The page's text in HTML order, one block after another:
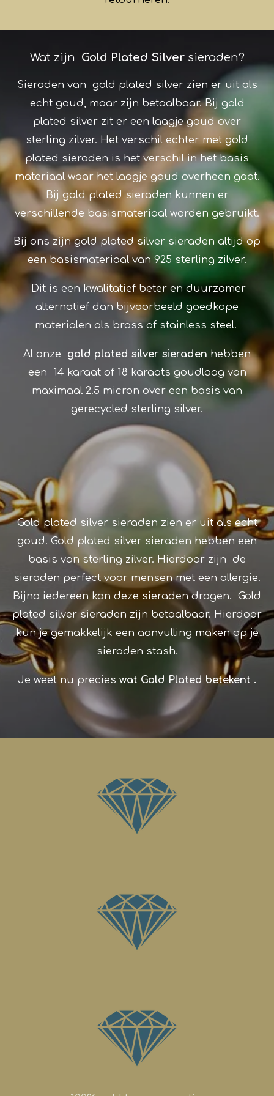
Wat zijn Gold Plated Silversieraden?
Sieraden van gold plated silver zien er uit als
echt goud, maar zijn betaalbaar. Bij gold
plated silver zit er een laagje goud over
sterling zilver. Het verschil echter met gold
plated sieraden is het verschil in het basis
materiaal waar het laagje goud overheen gaat.
Bij gold plated sieraden kunnen er
verschillende basismateriaal worden gebruikt.
Bij ons zijn gold plated silver sieraden altijd op
een basismateriaal van 925 sterling zilver.
Dit is een kwalitatief beter en duurzamer
alternatief dan bijvoorbeeld goedkope
materialen als brass of stainless steel.
Al onze gold plated silver sieraden hebben
een 14 karaat of 18 karaats goudlaag van
maximaal 2.5 micron over een basis van
gerecycled sterling silver.
Gold plated silver sieraden zien er uit als echt
goud. Gold plated silver sieraden hebben een
basis van sterling zilver. Hierdoor zijn de
sieraden perfect voor mensen met een allergie.
Bijna iedereen kan deze sieraden dragen. Gold
plated silversieraden zijn betaalbaar. Hierdoor
kun je gemakkelijk een aanvulling maken op je
sieraden stash.
Je weet nu precies wat Gold Plated betekent .